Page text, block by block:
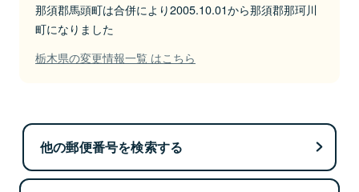
那須郡馬頭町は合併により2005.10.01から那須郡那珂川
町になりました
栃木県の変更情報一覧 はこちら
他の郵便番号を検索する